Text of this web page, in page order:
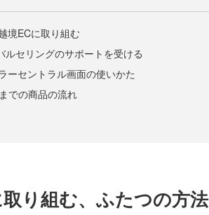
境ECに取り組む
ルセリングのサポートを受ける
ーセントラル画面の使いかた
での商品の流れ
り組む、ふたつの方法